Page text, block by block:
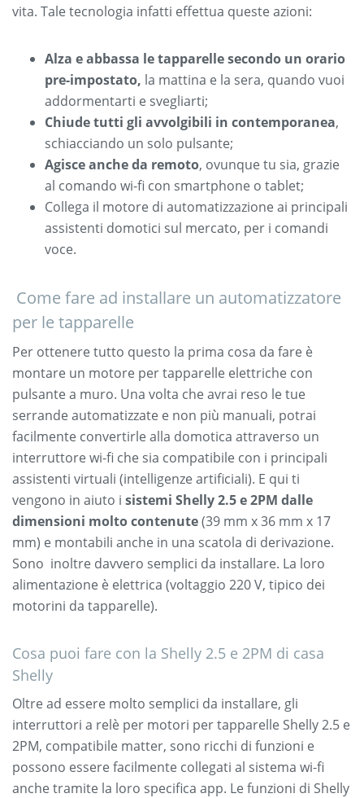
vita. Tale tecnologia infatti effettua queste azioni:
Alza e abbassa le tapparelle secondo un orario
pre-impostato, la mattina e la sera, quando vuoi
addormentarti e svegliarti;
Chiude tutti gli avvolgibili in contemporanea,
schiacciando un solo pulsante;
Agisce anche da remoto, ovunque tu sia, grazie
al comando wi-fi con smartphone o tablet;
Collega il motore di automatizzazione ai principali
assistenti domotici sul mercato, per i comandi
voce.
Come fare ad installare un automatizzatore
per le tapparelle
Per ottenere tutto questo la prima cosa da fare è
montare un motore per tapparelle elettriche con
pulsante a muro. Una volta che avrai reso le tue
serrande automatizzate e non più manuali, potrai
facilmente convertirle alla domotica attraverso un
interruttore wi-fi che sia compatibile con i principali
assistenti virtuali (intelligenze artificiali). E qui ti
vengono in aiuto i sistemi Shelly 2.5 e 2PM dalle
dimensioni molto contenute(39 mm x 36 mm x 17
mm) e montabili anche in una scatola di derivazione.
Sono inoltre davvero semplici da installare. La loro
alimentazione è elettrica (voltaggio 220 V, tipico dei
motorini da tapparelle).
Cosa puoi fare con la Shelly 2.5 e 2PM di casa
Shelly
Oltre ad essere molto semplici da installare, gli
interruttori a relè per motori per tapparelle Shelly 2.5 e
2PM, compatibile matter, sono ricchi di funzioni e
possono essere facilmente collegati al sistema wi-fi
anche tramite la loro specifica app. Le funzioni di Shelly